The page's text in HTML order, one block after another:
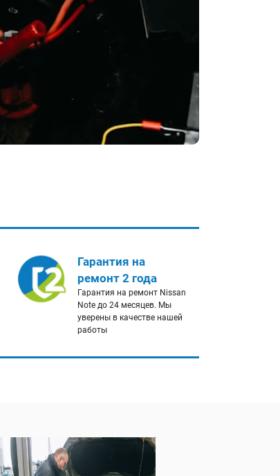
Гарантия на
ремонт 2 года
Гарантия на ремонт Nissan
Note до 24 месяцев. Мы
уверены в качестве нашей
работы